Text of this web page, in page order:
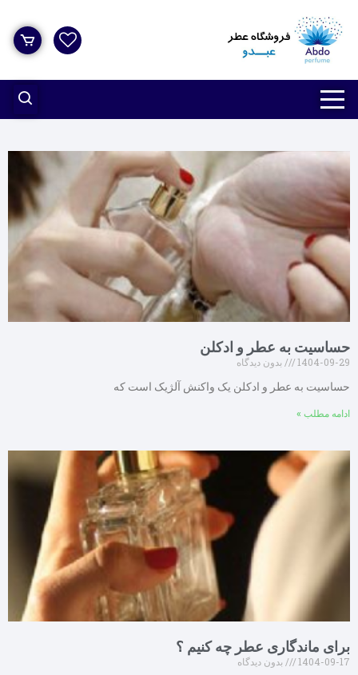
حساسیت به عطر و ادکلن
1404-09-29
بدون دیدگاه
حساسیت به عطر و ادکلن یک واکنش آلژیک است که
ادامه مطلب »
برای ماندگاری عطر چه کنیم ؟
1404-09-17
بدون دیدگاه